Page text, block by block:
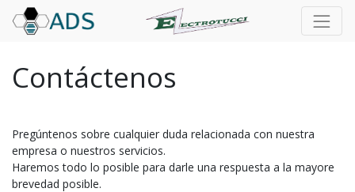
Contáctenos
Pregúntenos sobre cualquier duda relacionada con nuestra
empresa o nuestros servicios.
Haremos todo lo posible para darle una respuesta a la mayore
brevedad posible.